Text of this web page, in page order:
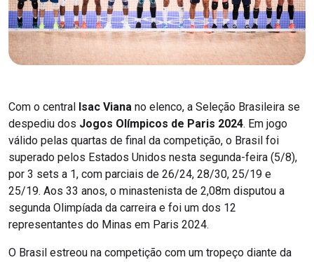
Com o central Isac Viana no elenco, a Seleção Brasileira se
despediu dos Jogos Olímpicos de Paris 2024. Em jogo
válido pelas quartas de final da competição, o Brasil foi
superado pelos Estados Unidos nesta segunda-feira (5/8),
por 3 sets a 1, com parciais de 26/24, 28/30, 25/19 e
25/19. Aos 33 anos, o minastenista de 2,08m disputou a
segunda Olimpíada da carreira e foi um dos 12
representantes do Minas em Paris 2024.
O Brasil estreou na competição com um tropeço diante da